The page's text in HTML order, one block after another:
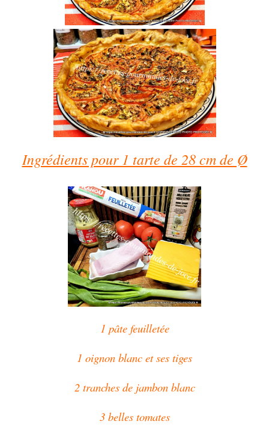
Ingrédients pour 1 tarte de 28 cm de Ø
1 pâte feuilletée
1 oignon blanc et ses tiges
2 tranches de jambon blanc
3 belles tomates